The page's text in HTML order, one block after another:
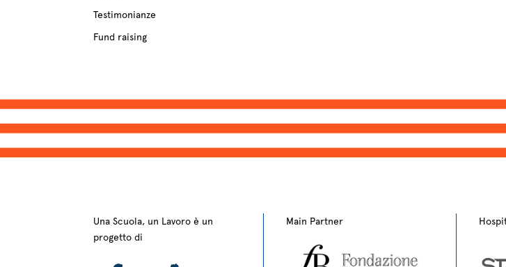
Testimonianze
Fund raising
Una Scuola, un Lavoro è un
progetto di
Main Partner